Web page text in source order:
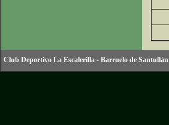
Club Deportivo La Escalerilla - Barruelo de Santullán